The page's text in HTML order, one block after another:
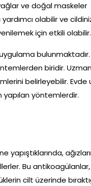
ve doğal maskeler
olabilir ve
için etkili olabilir.
bulunmaktadır.
biridir.
belirleyebilir. Evde
yapılan yöntemlerdir.
yapıştıklarında,
Bu antikoagülanlar,
cilt üzerinde